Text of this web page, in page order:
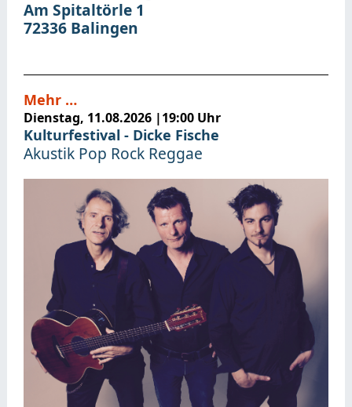
Am Spitaltörle 1
72336 Balingen
Dienstag, 11.08.2026 |19:00 Uhr
Kulturfestival - Dicke Fische
Akustik Pop Rock Reggae
Mehr …